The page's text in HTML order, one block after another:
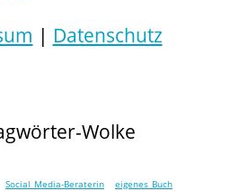
| Datenschutz
Wolke
Social Media-Beraterin eigenes Buch